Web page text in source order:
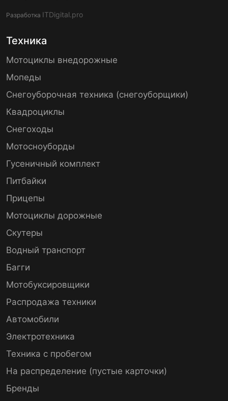
Разработка ITDigital.pro
Техника
Мотоциклы внедорожные
Мопеды
Снегоуборочная техника (снегоуборщики)
Квадроциклы
Снегоходы
Мотосноуборды
Гусеничный комплект
Питбайки
Прицепы
Мотоциклы дорожные
Скутеры
Водный транспорт
Багги
Мотобуксировщики
Распродажа техники
Автомобили
Электротехника
Техника с пробегом
На распределение (пустые карточки)
Бренды